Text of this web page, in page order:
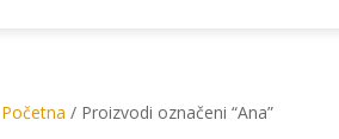
Početna / Proizvodi označeni “Ana”